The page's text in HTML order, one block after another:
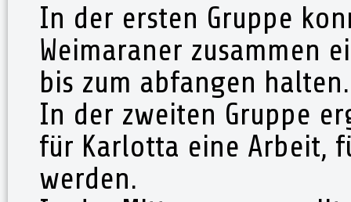
In der ersten Gruppe
Weimaraner zusammen
bis zum abfangen halten.
In der zweiten Gruppe
für Karlotta eine Arbeit,
werden.